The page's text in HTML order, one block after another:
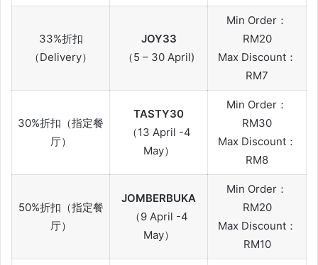
33%折扣
（Delivery）
JOY33
（5 – 30 April)
Min Order：
RM20
Max Discount：
RM7
30%折扣（指定餐
厅）
TASTY30
（13 April -4
May）
Min Order：
RM30
Max Discount：
RM8
50%折扣（指定餐
厅）
JOMBERBUKA
（9 April -4
May）
Min Order：
RM20
Max Discount：
RM10